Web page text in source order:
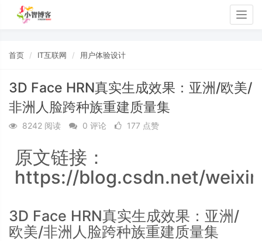
首页 IT互联网 用户体验设计
3D Face HRN真实生成效果：亚洲/欧美/
非洲人脸跨种族重建质量集
8242 阅读 0 评论 177 点赞
原文链接：
https://blog.csdn.net/
3D Face HRN真实生成效果：亚洲/
欧美/非洲人脸跨种族重建质量集